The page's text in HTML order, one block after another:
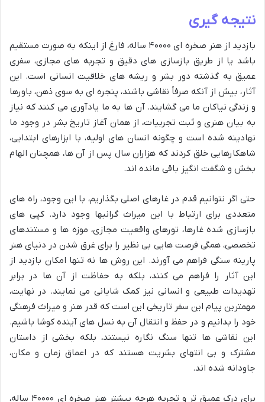
نتیجه گیری
بازدید از هنر صخره ای ۴۰۰۰۰ ساله، فارغ از اینکه به صورت مستقیم
باشد یا از طریق بازسازی های دقیق و تجربه های مجازی، سفری
عمیق به گذشته دور بشر و ریشه های خلاقیت انسانی است. این
آثار، بیش از آنکه صرفاً نقاشی باشند، پنجره ای به سوی ذهن، باورها
و زندگی نیاکان ما می گشایند. آن ها به ما یادآوری می کنند که نیاز
به بیان هنری و ثبت تجربیات، از همان آغاز تاریخ بشر در وجود ما
نهادینه شده است و چگونه انسان های اولیه، با ابزارهای ابتدایی،
شاهکارهایی خلق کردند که هزاران سال پس از آن ها، همچنان الهام
بخش و شگفت انگیز باقی مانده اند.
حتی اگر نتوانیم قدم در غارهای اصلی بگذاریم، با این وجود، راه های
متعددی برای ارتباط با این میراث گرانبها وجود دارد. کپی های
بازسازی شده غارها، تورهای واقعیت مجازی، موزه ها و مستندهای
تخصصی، همگی فرصت هایی بی نظیر را برای غرق شدن در دنیای هنر
پارینه سنگی فراهم می آورند. این روش ها نه تنها امکان بازدید از
این آثار را فراهم می کنند، بلکه به حفاظت از آن ها در برابر
تهدیدات طبیعی و انسانی نیز کمک شایانی می نمایند. در نهایت،
مهمترین پیام این سفر تاریخی این است که قدر هنر و میراث فرهنگی
خود را بدانیم و در حفظ و انتقال آن به نسل های آینده کوشا باشیم.
این نقاشی ها تنها سنگ نگاره نیستند، بلکه بخشی از داستان
مشترک و بی انتهای بشریت هستند که در اعماق زمان و مکان،
جاودانه شده اند.
برای درک عمیق تر و تجربه هرچه بیشتر هنر صخره ای ۴۰۰۰۰ ساله،